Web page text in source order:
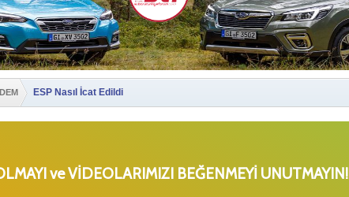
ESP Nasıl İcat Edildi
ve VİDEOLARIMIZI BEĞENMEYİ UNUTMAYIN!